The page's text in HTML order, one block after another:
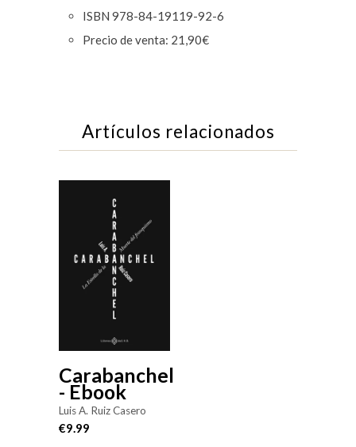
ISBN 978-84-19119-92-6
Precio de venta: 21,90€
Artículos relacionados
Carabanchel
- Ebook
Luis A. Ruiz Casero
€9.99